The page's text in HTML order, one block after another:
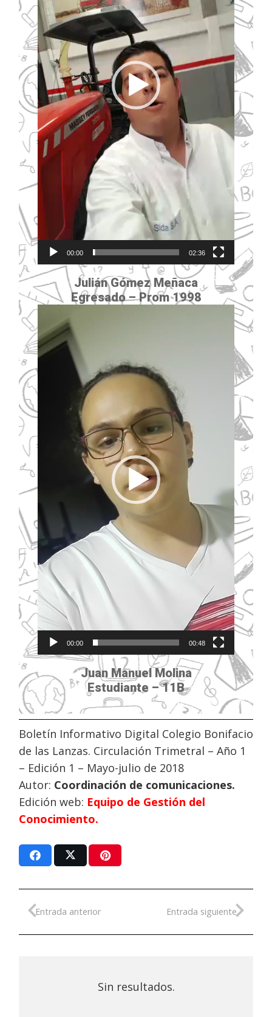
00:00 02:36
Julián Gómez Meñaca
Egresado – Prom 1998
Reproductor
de
vídeo
00:00 00:48
Juan Manuel Molina
Estudiante – 11B
Boletín Informativo Digital Colegio Bonifacio
de las Lanzas. Circulación Trimetral – Año 1
– Edición 1 – Mayo-julio de 2018
Autor: Coordinación de comunicaciones.
Edición web: Equipo de Gestión del
Conocimiento.
Entrada anterior Entrada siguiente
Sin resultados.